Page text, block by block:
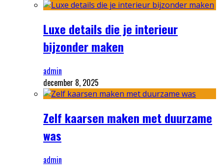
Luxe details die je interieur
bijzonder maken
admin
december 8, 2025
Zelf kaarsen maken met duurzame
was
admin